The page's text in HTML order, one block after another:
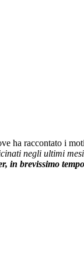
ha raccontato i
negli ultimi
in brevissimo